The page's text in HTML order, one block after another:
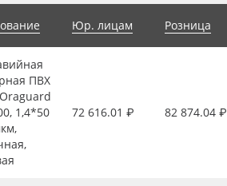
Юр. лицам Розница
ПВХ
1,4*50
72 616.01 ₽ 82 874.04 ₽